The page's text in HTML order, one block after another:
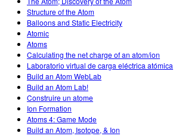
ბიოლოგია
თარგმნილი სიმ-ები
Customizable Sims
Virtual Workshops
Professional Learning with PhET
Teaching with PhET
Inclusive Design
PhET Global
Data Fluency
DEIB in STEM Ed
SceneryStack OSE
Impact Report
ᲨᲔᲡᲕᲚᲐ / ᲠᲔᲒᲘᲡᲢᲠᲐᲪᲘᲐ
ᲨᲔᲡᲕᲚᲐ / ᲠᲔᲒᲘᲡᲢᲠᲐᲪᲘᲐ
Structure of the Atom
Balloons and Static Electricity
Atomic
Atoms
Calculating the net charge of an atom/ion
Laboratorio virtual de carga eléctrica atómica
Build an Atom WebLab
Build an Atom Lab!
Construire un atome
Ion Formation
Atoms 4: Game Mode
Build an Atom, Isotope, & Ion